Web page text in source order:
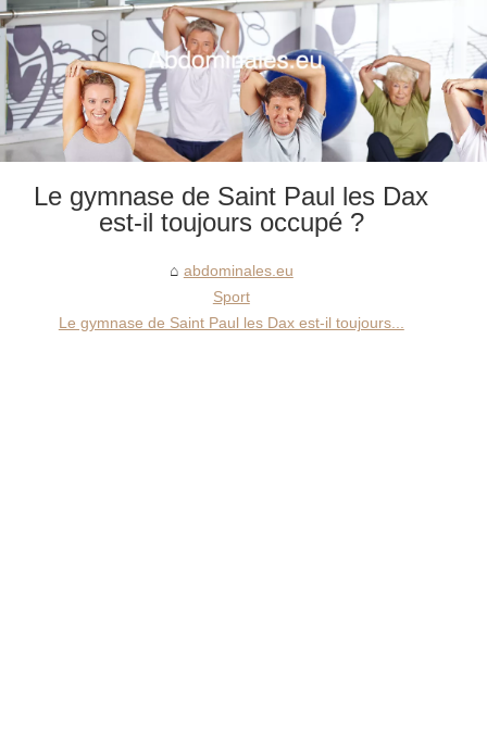
Le gymnase de Saint Paul les Dax
est-il toujours occupé ?
abdominales.eu
Sport
Le gymnase de Saint Paul les Dax est-il toujours...